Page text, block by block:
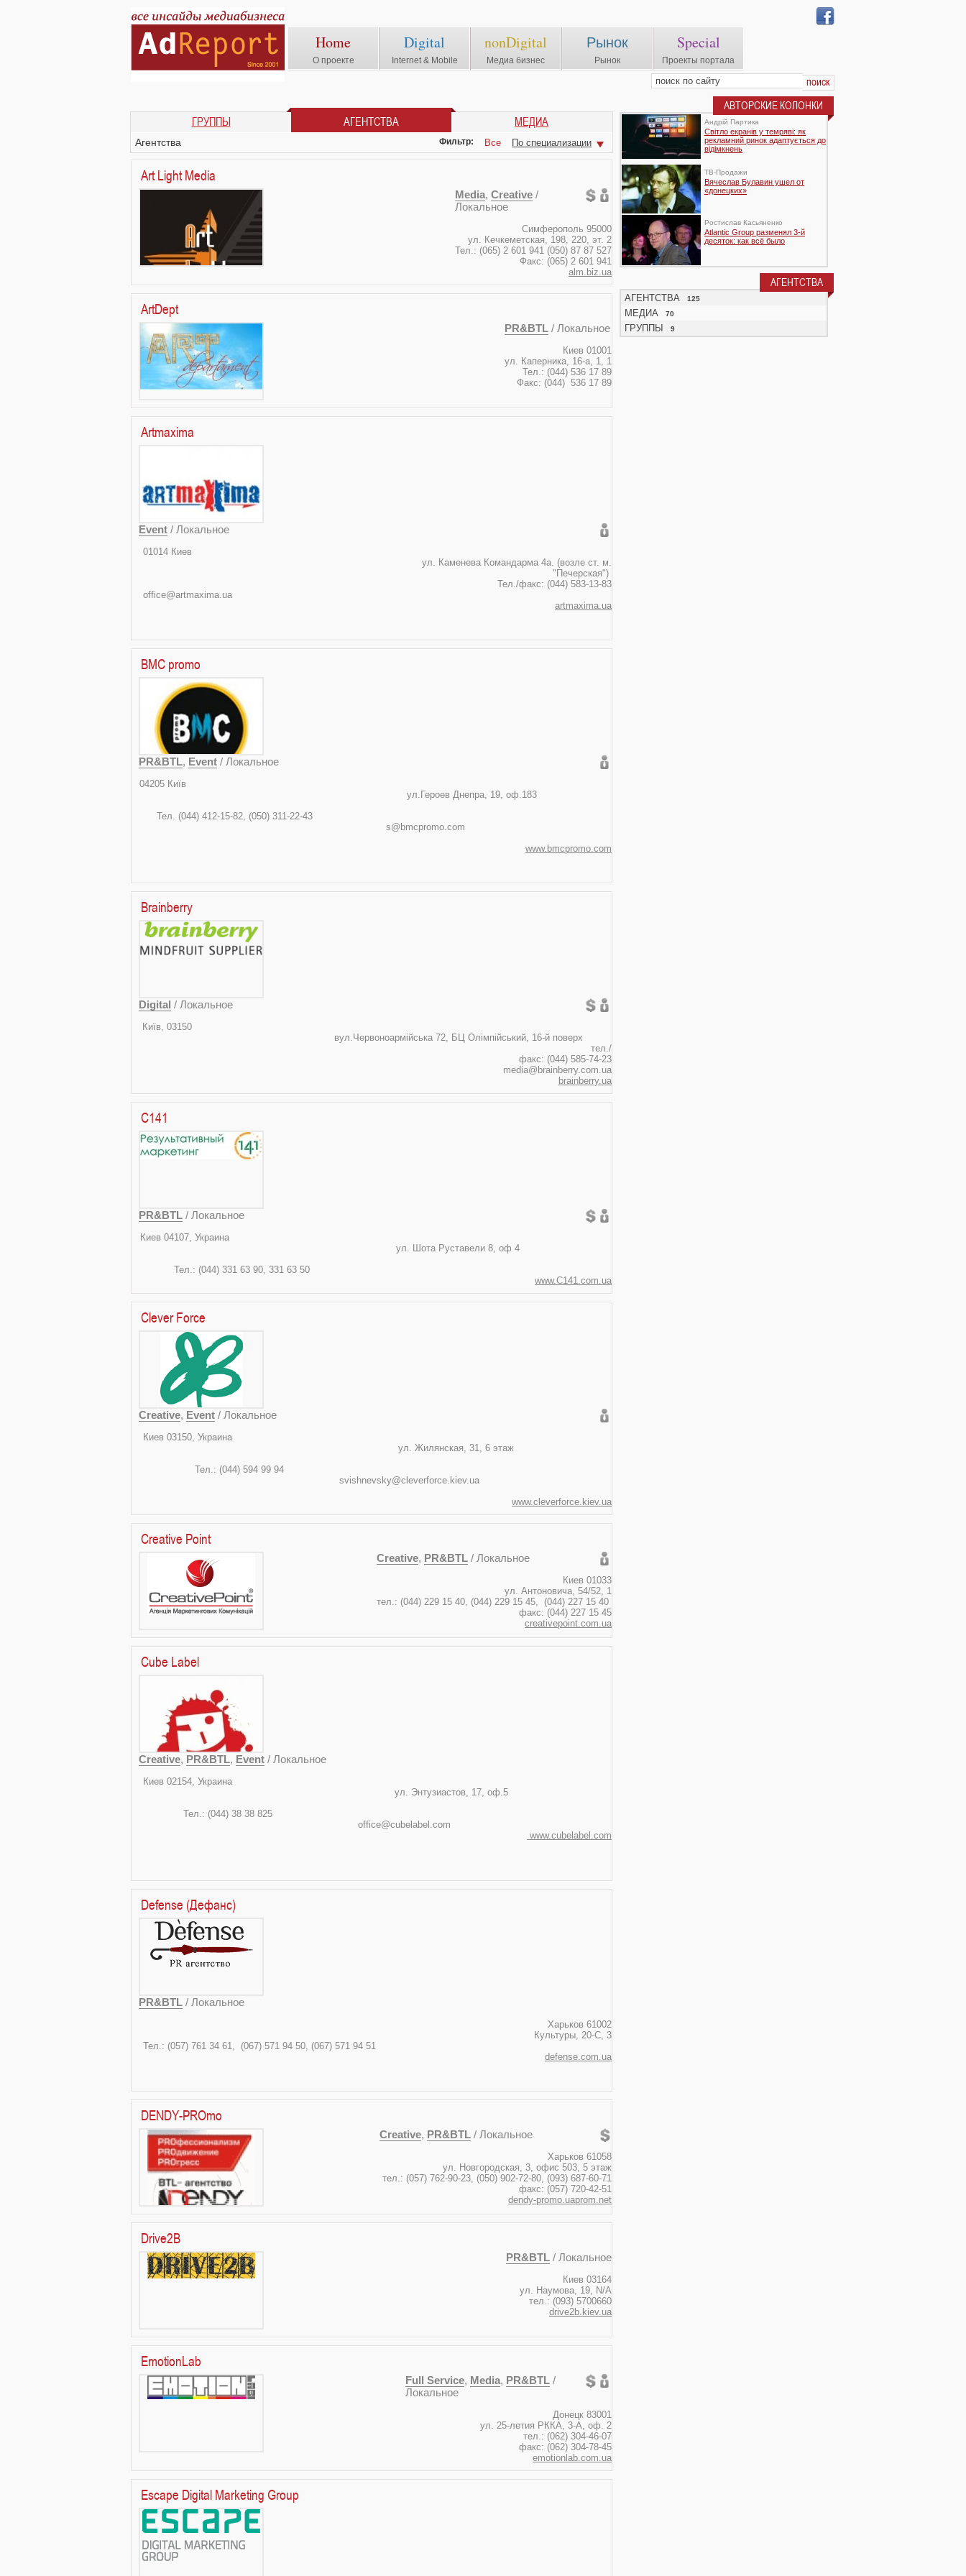
Home
О проекте
Digital
Internet & Mobile
nonDigital
Медиа бизнес
Рынок
Рынок
Special
Проекты портала
ГРУППЫ АГЕНТСТВА МЕДИА
Агентства Фильтр: Все По специализации
Art Light Media
Media, Creative /
Локальное
Симферополь 95000
ул. Кечкеметская, 198, 220, эт. 2
Тел.: (065) 2 601 941 (050) 87 87 527
Факс: (065) 2 601 941
alm.biz.ua
ArtDept
PR&BTL / Локальное
Киев 01001
ул. Каперника, 16-a, 1, 1
Тел.: (044) 536 17 89
Факс: (044) 536 17 89
Artmaxima
Event / Локальное
01014 Киев
ул. Каменева Командарма 4а. (возле ст. м.
"Печерская")
Тел./факс: (044) 583-13-83
office@artmaxima.ua
artmaxima.ua
BMC promo
PR&BTL, Event / Локальное
04205 Київ
ул.Героев Днепра, 19, оф.183
Тел. (044) 412-15-82, (050) 311-22-43
s@bmcpromo.com
www.bmcpromo.com
Brainberry
Digital / Локальное
Київ, 03150
вул.Червоноармійська 72, БЦ Олімпійський, 16-й поверх
тел./
факс: (044) 585-74-23
media@brainberry.com.ua
brainberry.ua
C141
PR&BTL / Локальное
Киев 04107, Украина
ул. Шота Руставели 8, оф 4
Тел.: (044) 331 63 90, 331 63 50
www.C141.com.ua
Clever Force
Creative, Event / Локальное
Киев 03150, Украина
ул. Жилянская, 31, 6 этаж
Тел.: (044) 594 99 94
svishnevsky@cleverforce.kiev.ua
www.cleverforce.kiev.ua
Creative Point
Creative, PR&BTL / Локальное
Киев 01033
ул. Антоновича, 54/52, 1
тел.: (044) 229 15 40, (044) 229 15 45, (044) 227 15 40
факс: (044) 227 15 45
creativepoint.com.ua
Cube Label
Creative, PR&BTL, Event / Локальное
Киев 02154, Украина
ул. Энтузиастов, 17, оф.5
Тел.: (044) 38 38 825
office@cubelabel.com
www.cubelabel.com
Defense (Дефанс)
PR&BTL / Локальное
Харьков 61002
Культуры, 20-C, 3
Тел.: (057) 761 34 61, (067) 571 94 50, (067) 571 94 51
defense.com.ua
DENDY-PROmo
Creative, PR&BTL / Локальное
Харьков 61058
ул. Новгородская, 3, офис 503, 5 этаж
тел.: (057) 762-90-23, (050) 902-72-80, (093) 687-60-71
факс: (057) 720-42-51
dendy-promo.uaprom.net
Drive2B
PR&BTL / Локальное
Киев 03164
ул. Наумова, 19, N/A
тел.: (093) 5700660
drive2b.kiev.ua
EmotionLab
Full Service, Media, PR&BTL /
Локальное
Донецк 83001
ул. 25-летия РККА, 3-A, оф. 2
тел.: (062) 304-46-07
факс: (062) 304-78-45
emotionlab.com.ua
Escape Digital Marketing Group
АВТОРСКИЕ КОЛОНКИ
Андрій Партика
Світло екранів у темряві: як
рекламний ринок адаптується до
відімкнень
TВ-Продажи
Вячеслав Булавин ушел от
«донецких»
Ростислав Касьяненко
Atlantic Group разменял 3-й
десяток: как всё было
АГЕНТСТВА
АГЕНТСТВА 125
МЕДИА 70
ГРУППЫ 9